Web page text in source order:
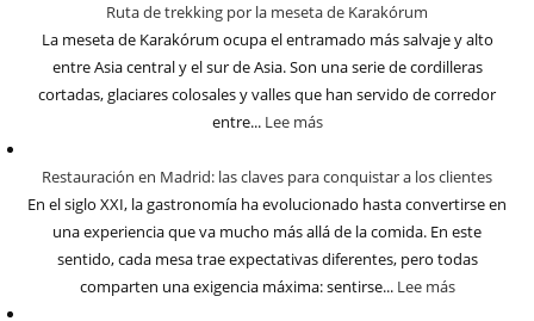
Ruta de trekking por la meseta de Karakórum
La meseta de Karakórum ocupa el entramado más salvaje y alto
entre Asia central y el sur de Asia. Son una serie de cordilleras
cortadas, glaciares colosales y valles que han servido de corredor
entre... Lee más
Restauración en Madrid: las claves para conquistar a los clientes
En el siglo XXI, la gastronomía ha evolucionado hasta convertirse en
una experiencia que va mucho más allá de la comida. En este
sentido, cada mesa trae expectativas diferentes, pero todas
comparten una exigencia máxima: sentirse... Lee más